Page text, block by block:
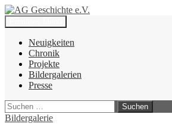
Zum
Inhalt
springen
AG Geschichte e.V.
Suchen
Neuigkeiten
Chronik
Projekte
Bildergalerien
Presse
Suchen
nach:
Bildergalerie